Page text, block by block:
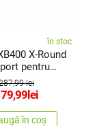
în stoc
X-Round
pentru
lei
lei
în coș